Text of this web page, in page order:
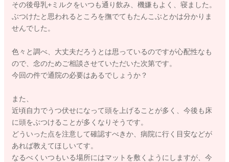
その後母乳+ミルクをいつも通り飲み、機嫌もよく、寝ました。
ぶつけたと思われるところを撫でてもたんこぶとかは分かりま
せんでした。
色々と調べ、大丈夫だろうとは思っているのですが心配性なも
ので、念のためご相談させていただいた次第です。
今回の件で通院の必要はあるでしょうか？
また、
近頃自力でうつ伏せになって頭を上げることが多く、今後も床
に頭をぶつけることが多くなりそうです。
どういった点を注意して確認すべきか、病院に行く目安などが
あれば教えてほしいてす。
なるべくいつもいる場所にはマットを敷くようにしますが、今